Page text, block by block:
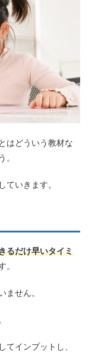
はどういう教材な
。
いきます。
るだけ早いタイミ
。
ません。
インプットし、